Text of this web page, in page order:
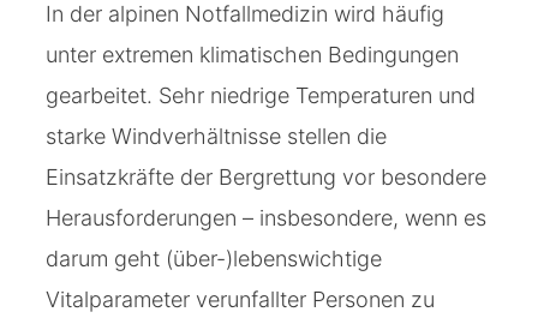
In der alpinen Notfallmedizin wird häufig
unter extremen klimatischen Bedingungen
gearbeitet. Sehr niedrige Temperaturen und
starke Windverhältnisse stellen die
Einsatzkräfte der Bergrettung vor besondere
Herausforderungen – insbesondere, wenn es
darum geht (über-)lebenswichtige
Vitalparameter verunfallter Personen zu